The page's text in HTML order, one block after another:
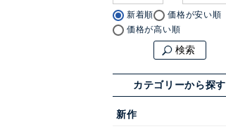
新着順
価格が安い順
価格が高い順
検索
カテゴリーから探す
新作